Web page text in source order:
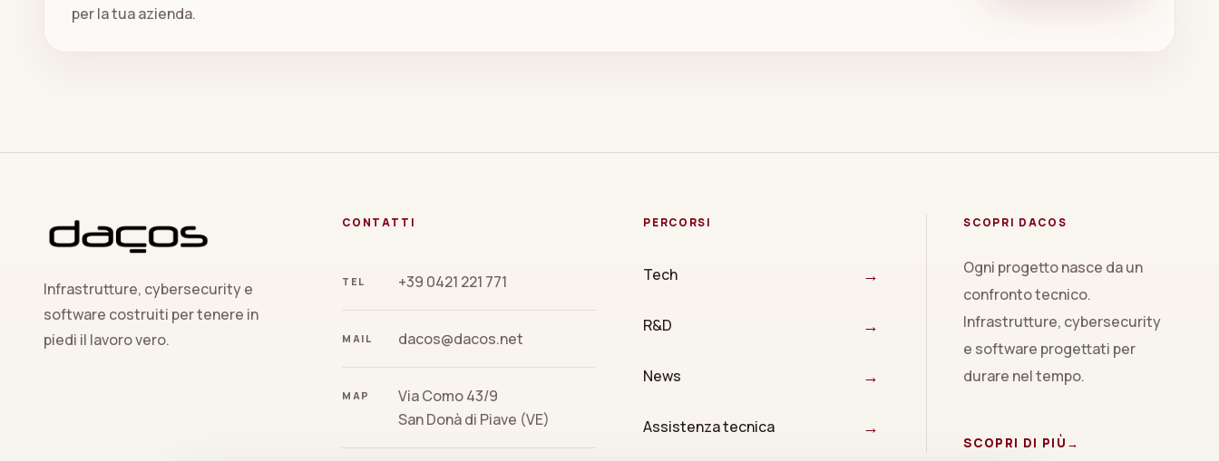
per la tua azienda.
Infrastrutture, cybersecurity e
software costruiti per tenere in
piedi il lavoro vero.
CONTATTI
TEL +39 0421 221 771
MAIL dacos@dacos.net
MAP
Via Como 43/9
San Donà di Piave (VE)
PERCORSI
Tech →
R&D →
News →
Assistenza tecnica →
SCOPRI DACOS
Ogni progetto nasce da un
confronto tecnico.
Infrastrutture, cybersecurity
e software progettati per
durare nel tempo.
SCOPRI DI PIÙ →